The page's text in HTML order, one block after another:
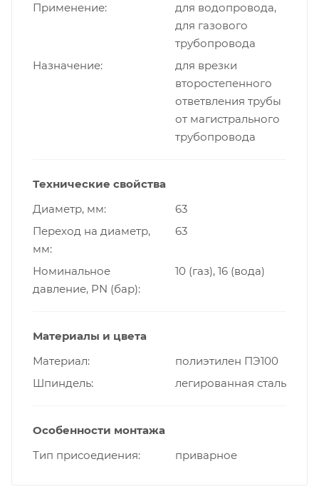
Применение
для водопровода,
для газового
трубопровода
Назначение
для врезки
второстепенного
ответвления трубы
от магистрального
трубопровода
Технические свойства
Диаметр, мм
63
Переход на диаметр,
мм
63
Номинальное
давление, PN (бар)
10 (газ), 16 (вода)
Материалы и цвета
Материал
полиэтилен ПЭ100
Шпиндель
легированная сталь
Особенности монтажа
Тип присоедиения
приварное